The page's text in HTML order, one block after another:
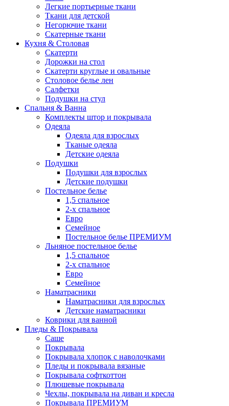
Легкие портьерные ткани
Ткани для детской
Негорючие ткани
Скатерные ткани
Кухня & Столовая
Скатерти
Дорожки на стол
Скатерти круглые и овальные
Столовое белье лен
Салфетки
Подушки на стул
Спальня & Ванна
Комплекты штор и покрывала
Одеяла
Одеяла для взрослых
Тканые одеяла
Детские одеяла
Подушки
Подушки для взрослых
Детские подушки
Постельное белье
1,5 спальное
2-х спальное
Евро
Семейное
Постельное белье ПРЕМИУМ
Льняное постельное белье
1,5 спальное
2-х спальное
Евро
Семейное
Наматрасники
Наматрасники для взрослых
Детские наматрасники
Коврики для ванной
Пледы & Покрывала
Саше
Покрывала
Покрывала хлопок с наволочками
Пледы и покрывала вязаные
Покрывала софткоттон
Плюшевые покрывала
Чехлы, покрывала на диван и кресла
Покрывала ПРЕМИУМ